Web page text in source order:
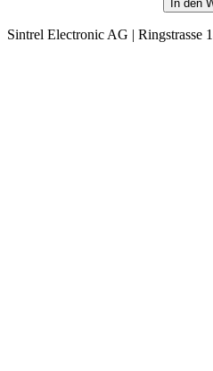
Sintrel Electronic AG | Ringstrasse